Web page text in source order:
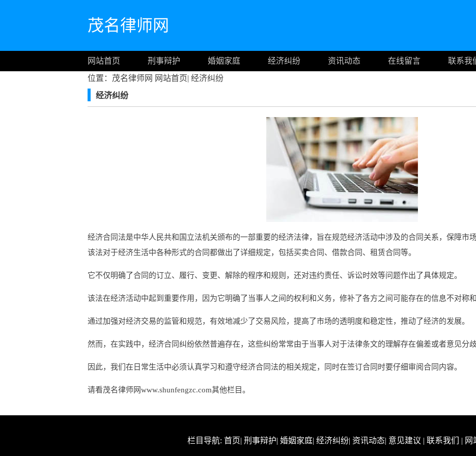
茂名律师网
网站首页 刑事辩护 婚姻家庭 经济纠纷 资讯动态 在线留言
联系我
位置：茂名律师网 网站首页| 经济纠纷
经济纠纷
经济合同法是中华人民共和国立法机关颁布的一部重要的经济法律，旨在规范经济活动中涉及的合同关系，保障市
该法对于经济生活中各种形式的合同都做出了详细规定，包括买卖合同、借款合同、租赁合同等。
它不仅明确了合同的订立、履行、变更、解除的程序和规则，还对违约责任、诉讼时效等问题作出了具体规定。
该法在经济活动中起到重要作用，因为它明确了当事人之间的权利和义务，修补了各方之间可能存在的信息不对称
通过加强对经济交易的监管和规范，有效地减少了交易风险，提高了市场的透明度和稳定性，推动了经济的发展。
然而，在实践中，经济合同纠纷依然普遍存在，这些纠纷常常由于当事人对于法律条文的理解存在偏差或者意见分歧
因此，我们在日常生活中必须认真学习和遵守经济合同法的相关规定，同时在签订合同时要仔细审阅合同内容。
请看茂名律师网www.shunfengzc.com其他栏目。
栏目导航: 首页| 刑事辩护| 婚姻家庭| 经济纠纷| 资讯动态| 意见建议 | 联系我们 | 网